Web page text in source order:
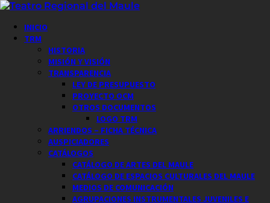
Saltar
contenido
Menú
principal
INICIO
TRM
HISTORIA
MISIÓN Y VISIÓN
TRANSPARENCIA
LEY DE PRESUPUESTO
PROYECTO OCM
OTROS DOCUMENTOS
LOGO TRM
ARRIENDOS – FICHA TÉCNICA
AUSPICIADORES
CATÁLOGOS
CATÁLOGO DE ARTES DEL MAULE
CATÁLOGO DE ESPACIOS CULTURALES DEL MAULE
MEDIOS DE COMUNICACIÓN
AGRUPACIONES INSTRUMENTALES JUVENILES E